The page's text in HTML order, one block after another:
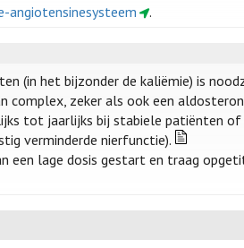
angiotensinesysteem .
(in het bijzonder de kaliëmie) is
complex, zeker als ook een
tot jaarlijks bij stabiele patiënten
verminderde nierfunctie).
een lage dosis gestart en traag